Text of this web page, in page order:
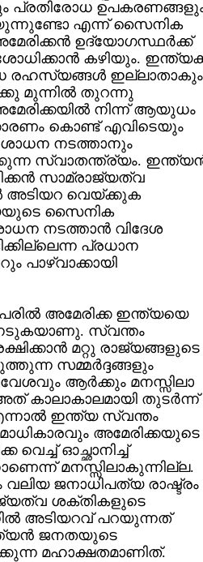
പ്രതിരോധ
എന്ന് സൈനിക
ഉദ്യോഗസ്ഥര്‍ക്ക്
കഴിയും.
രഹസ്യങ്ങള്‍ ഇല്ലാതാകും
മുന്നില്‍ തുറന്നു
നിന്ന് ആയുധം
കൊണ്ട് എവിടെയും
നടത്താനും
സ്വാതന്ത്ര്യം.
സാമ്രാജ്യത്വ
അടിയറ വെയ്ക്കുക
സൈനിക
നടത്താന്‍ വിദേശ
പ്രധാന
പാഴ്വാക്കായി
അമേരിക്ക ഇന്ത്യയെ
സ്വന്തം
മറ്റു രാജ്യങ്ങളുടെ
സമ്മര്‍ദ്ദങ്ങളും
ആര്‍ക്കും മനസ്സിലാ
കാലാകാലമായി തുടര്‍ന്ന്
ഇന്ത്യ സ്വന്തം
അമേരിക്കയുടെ
വെച്ച് ഓച്ഛാനിച്ച്
മനസ്സിലാകുന്നില്ല.
ജനാധിപത്യ രാഷ്ട്രം
ശക്തികളുടെ
അടിയറവ് പറയുന്നത്
ജനതയുടെ
മഹാക്ഷതമാണിത്.